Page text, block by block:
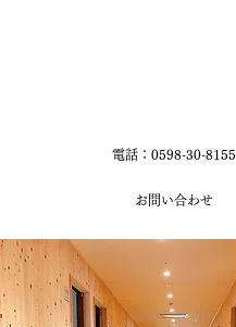
電話：0598-30-8155
お問い合わせ